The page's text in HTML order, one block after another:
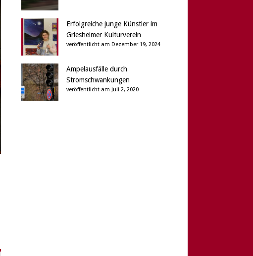
Erfolgreiche junge Künstler im
Griesheimer Kulturverein
veröffentlicht am Dezember 19, 2024
Ampelausfälle durch
Stromschwankungen
veröffentlicht am Juli 2, 2020